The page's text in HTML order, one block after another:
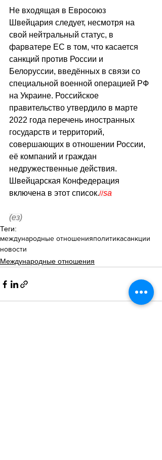
Не входящая в Евросоюз
Швейцария следует, несмотря на
свой нейтральный статус, в
фарватере ЕС в том, что касается
санкций против России и
Белоруссии, введённых в связи со
специальной военной операцией РФ
на Украине. Российское
правительство утвердило в марте
2022 года перечень иностранных
государств и территорий,
совершающих в отношении России,
её компаний и граждан
недружественные действия.
Швейцарская Конфедерация
включена в этот список.//sa
(ез)
Теги:
международные отношенияполитикасанкции
новости
Международные отношения